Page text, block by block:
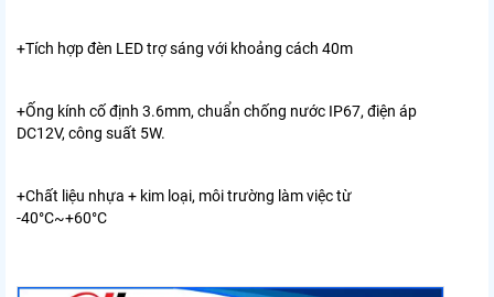
+Tích hợp đèn LED trợ sáng với khoảng cách 40m
+Ống kính cố định 3.6mm, chuẩn chống nước IP67, điện áp
DC12V, công suất 5W.
+Chất liệu nhựa + kim loại, môi trường làm việc từ
-40°C~+60°C